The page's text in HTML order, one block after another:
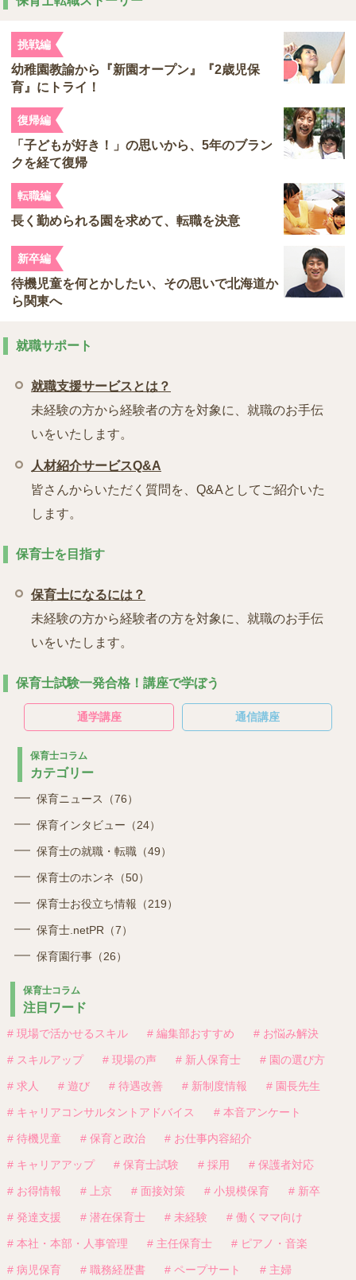
挑戦編
幼稚園教諭から『新園オープン』『2歳児保
育』にトライ！
復帰編
「子どもが好き！」の思いから、5年のブラン
クを経て復帰
転職編
長く勤められる園を求めて、転職を決意
新卒編
待機児童を何とかしたい、その思いで北海道か
ら関東へ
就職サポート
就職支援サービスとは？
未経験の方から経験者の方を対象に、就職のお手伝
いをいたします。
人材紹介サービスQ&A
皆さんからいただく質問を、Q&Aとしてご紹介いた
します。
保育士を目指す
保育士になるには？
未経験の方から経験者の方を対象に、就職のお手伝
いをいたします。
保育士試験一発合格！講座で学ぼう
通学講座 通信講座
保育士コラム
カテゴリー
保育ニュース（76）
保育インタビュー（24）
保育士の就職・転職（49）
保育士のホンネ（50）
保育士お役立ち情報（219）
保育士.netPR（7）
保育園行事（26）
保育士コラム
注目ワード
# 現場で活かせるスキル # 編集部おすすめ # お悩み解決
# スキルアップ # 現場の声 # 新人保育士 # 園の選び方
# 求人 # 遊び # 待遇改善 # 新制度情報 # 園長先生
# キャリアコンサルタントアドバイス # 本音アンケート
# 待機児童 # 保育と政治 # お仕事内容紹介
# キャリアアップ # 保育士試験 # 採用 # 保護者対応
# お得情報 # 上京 # 面接対策 # 小規模保育 # 新卒
# 発達支援 # 潜在保育士 # 未経験 # 働くママ向け
# 本社・本部・人事管理 # 主任保育士 # ピアノ・音楽
# 病児保育 # 職務経歴書 # ペープサート # 主婦